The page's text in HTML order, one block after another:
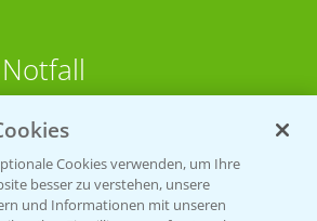
WhatsApp
346 564 1
Cookies verwenden, um Ihre
besser zu verstehen, unsere
und Informationen mit unseren